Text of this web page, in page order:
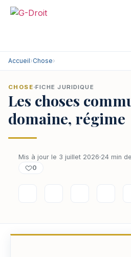
Accueil›Chose›
CHOSE FICHE JURIDIQUE
Les choses
domaine, régime
Mis à jour le 3 juillet 2026 24 min
0